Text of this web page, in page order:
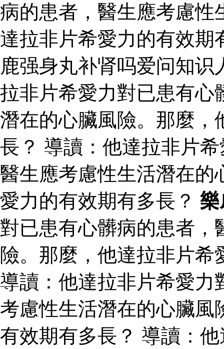
病的患者，醫生應考慮性
達拉非片希愛力的有效期
鹿强身丸补肾吗爱问知
拉非片希愛力對已患有心
潛在的心臟風險。那麼，
長？ 導讀：他達拉非片
醫生應考慮性生活潛在的
愛力的有效期有多長？
對已患有心髒病的患者，
險。那麼，他達拉非片
導讀：他達拉非片希愛力
考慮性生活潛在的心臟風
有效期有多長？ 導讀：